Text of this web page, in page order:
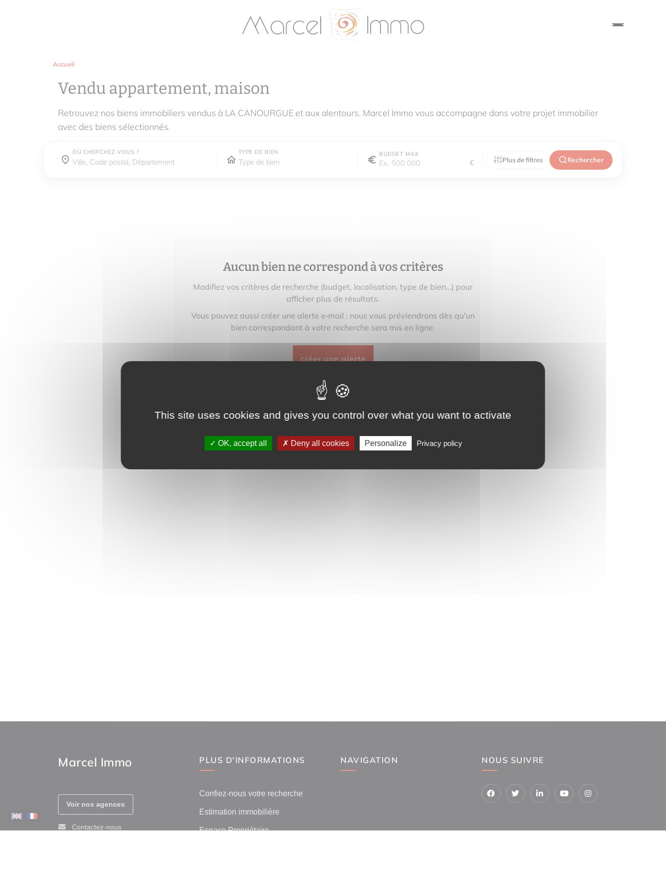
Accueil
Vendu appartement, maison
Retrouvez nos biens immobiliers vendus à LA CANOURGUE et aux alentours. Marcel Immo vous accompagne dans votre projet immobilier
avec des biens sélectionnés.
OÙ CHERCHEZ-VOUS ?
Où cherchez-vous ?
Où cherchez-vous ?
TYPE DE BIEN BUDGET MAX
€ Plus de filtres Rechercher
Aucun bien ne correspond à vos critères
Modifiez vos critères de recherche (budget, localisation, type de bien…) pour
afficher plus de résultats.
Vous pouvez aussi créer une alerte e‑mail : nous vous préviendrons dès qu'un
bien correspondant à votre recherche sera mis en ligne.
créer une alerte
Marcel Immo
Voir nos agences
Contactez-nous
PLUS D'INFORMATIONS
Confiez-nous votre recherche
Estimation immobilière
Espace Propriétaire
NAVIGATION NOUS SUIVRE
This site uses cookies and gives you control over what you want to activate
OK, accept all Deny all cookies Personalize Privacy policy